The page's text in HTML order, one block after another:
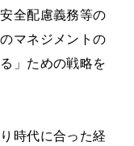
全配慮義務等の
マネジメントの
」ための戦略を
時代に合った経